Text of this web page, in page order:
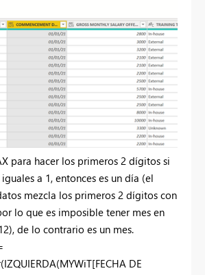
para hacer los primeros 2 dígitos si
a 1, entonces es un día (el
mezcla los primeros 2 dígitos con
lo que es imposible tener mes en
de lo contrario es un mes.
DE